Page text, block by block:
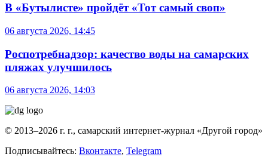
В «Бутылисте» пройдёт «Тот самый своп»
06 августа 2026, 14:45
Роспотребнадзор: качество воды на самарских
пляжах улучшилось
06 августа 2026, 14:03
© 2013–2026 г. г., самарский интернет-журнал «Другой город»
Подписывайтесь: Вконтакте, Telegram